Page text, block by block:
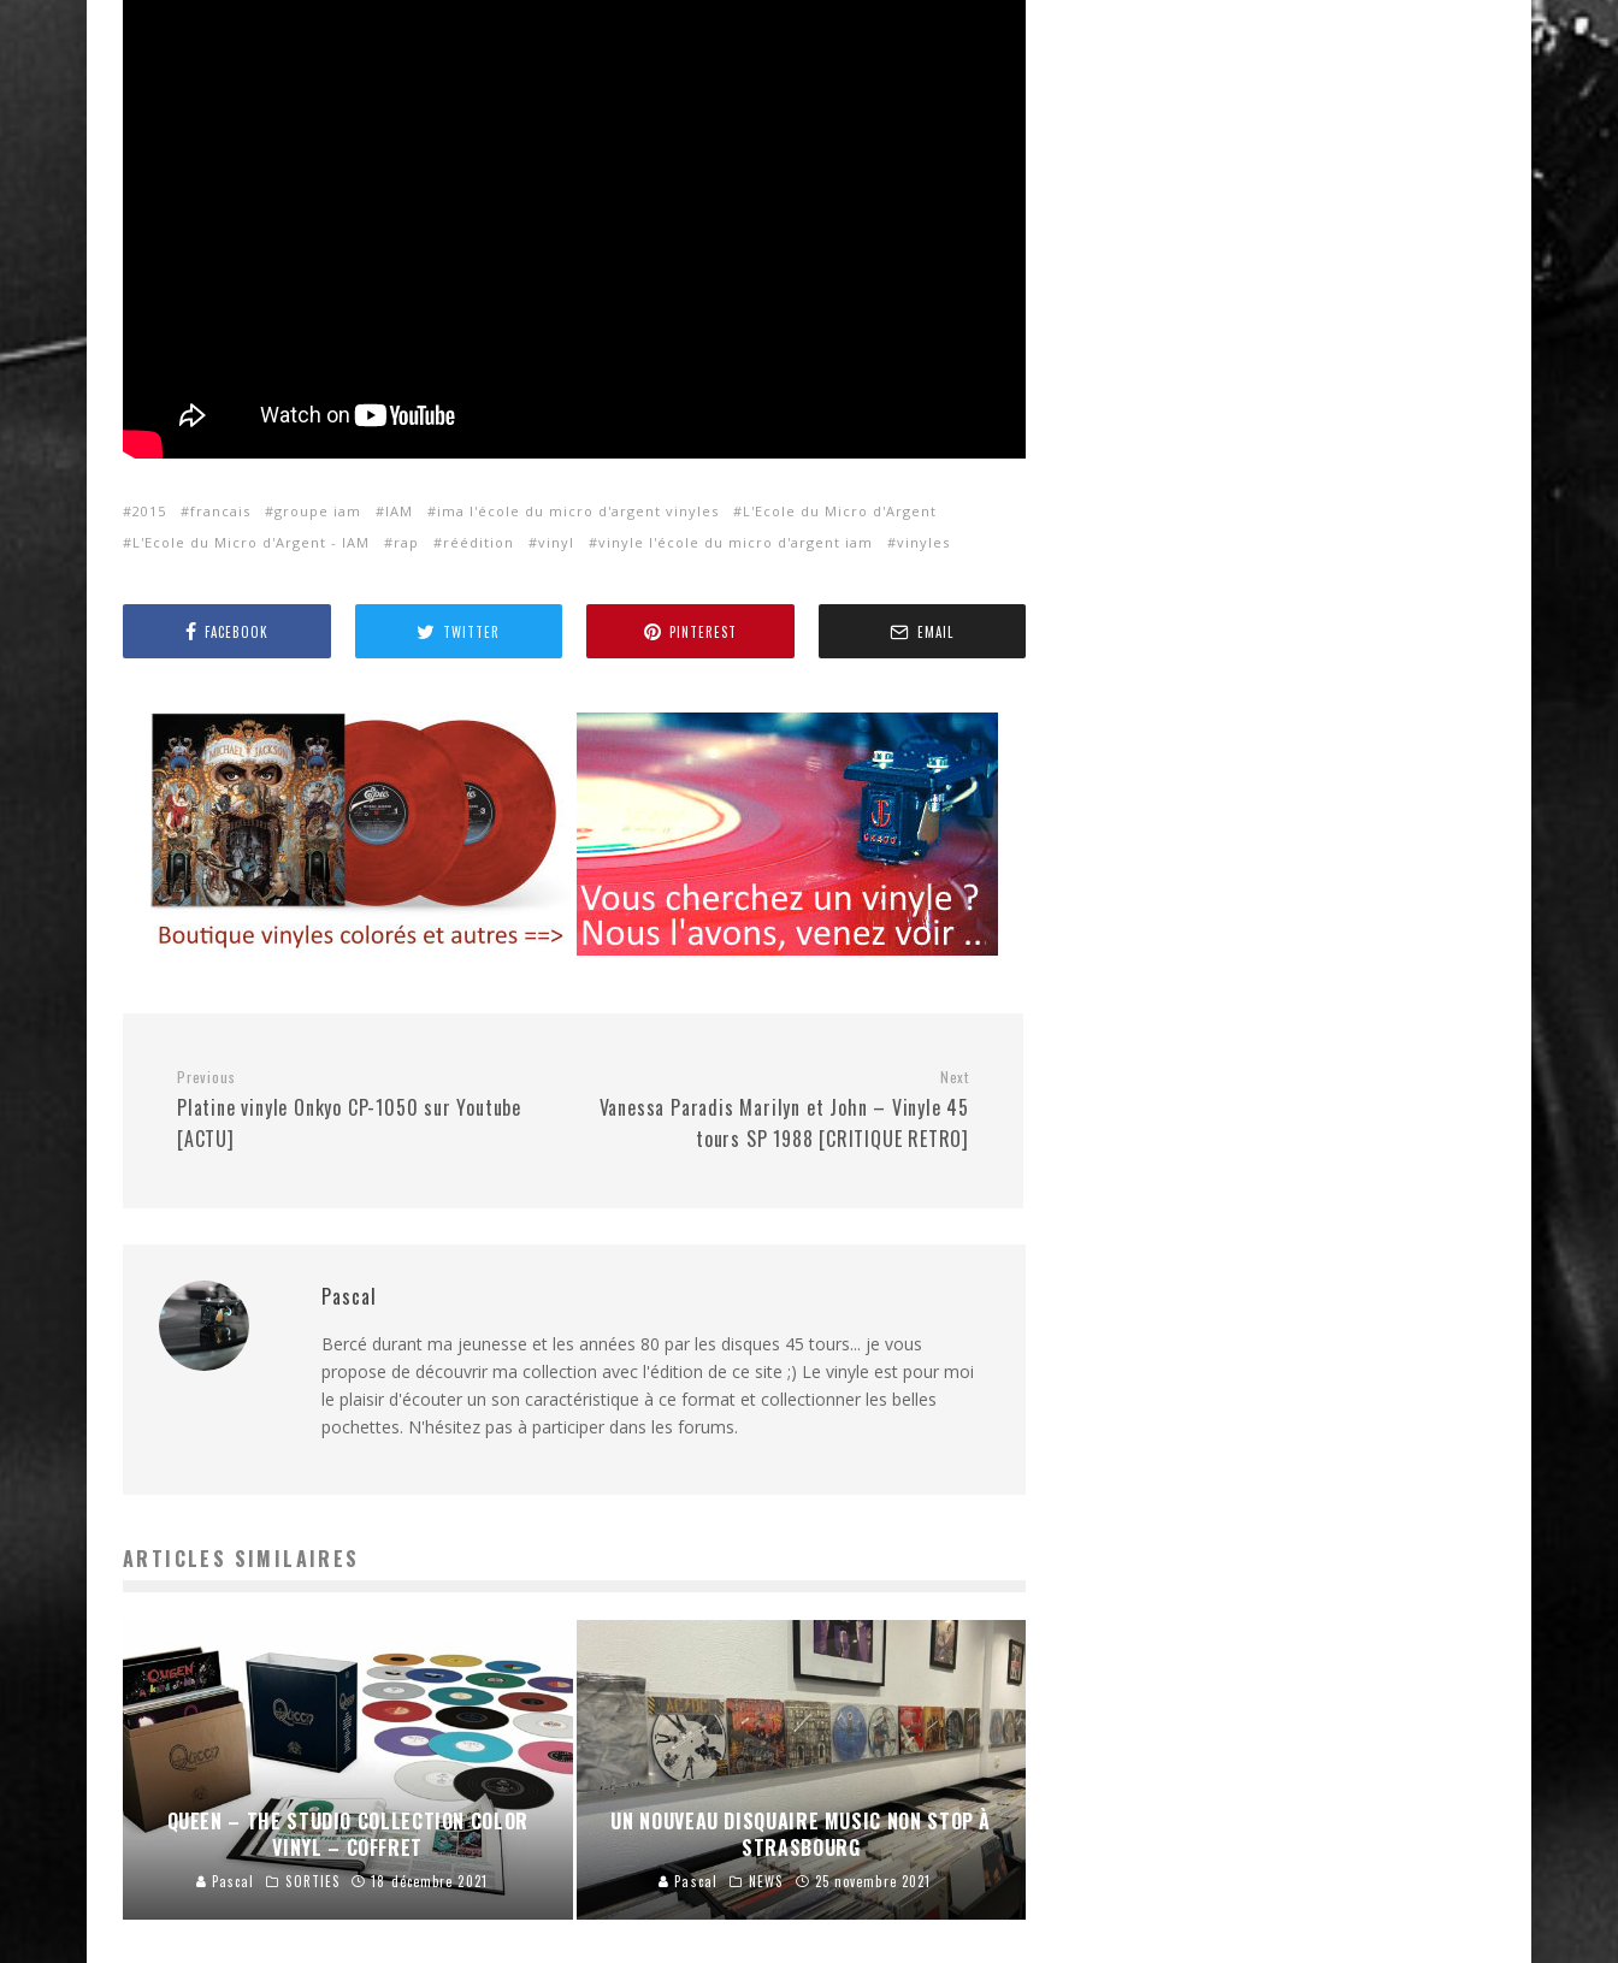
2015 francais groupe iam IAM ima l'école du micro d'argent vinyles
L'Ecole du Micro d'Argent
L'Ecole du Micro d'Argent - IAM
rap réédition vinyl vinyle l'école du micro d'argent iam vinyles
FACEBOOK TWITTER PINTEREST EMAIL
Previous
Platine vinyle Onkyo CP-1050 sur Youtube
[ACTU]
Next
Vanessa Paradis Marilyn et John – Vinyle 45
tours SP 1988 [CRITIQUE RETRO]
Pascal
Bercé durant ma jeunesse et les années 80 par les disques 45 tours... je vous
propose de découvrir ma collection avec l'édition de ce site ;) Le vinyle est pour moi
le plaisir d'écouter un son caractéristique à ce format et collectionner les belles
pochettes. N'hésitez pas à participer dans les forums.
ARTICLES SIMILAIRES
QUEEN – THE STUDIO COLLECTION COLOR
VINYL – COFFRET
Pascal SORTIES 18 décembre 2021
UN NOUVEAU DISQUAIRE MUSIC NON STOP À
STRASBOURG
Pascal NEWS 25 novembre 2021